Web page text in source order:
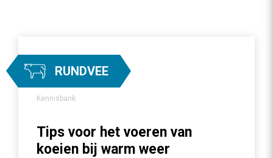
RUNDVEE
Kennisbank
Tips voor het voeren van
koeien bij warm weer